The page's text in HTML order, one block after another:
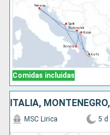
Comidas incluidas
ITALIA,
MSC Lirica 5 d